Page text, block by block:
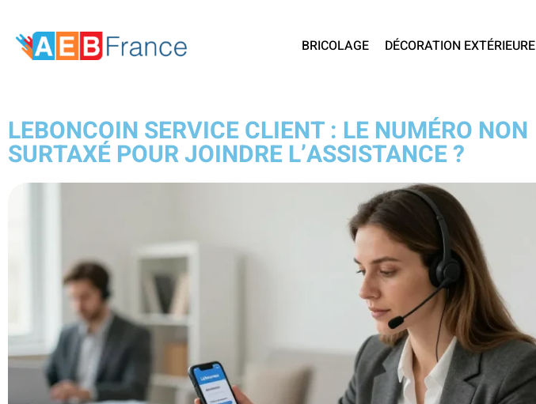
BRICOLAGE DÉCORATION EXTÉRIEURE
LEBONCOIN SERVICE CLIENT : LE NUMÉRO NON
SURTAXÉ POUR JOINDRE L’ASSISTANCE ?